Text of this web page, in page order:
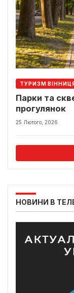
ТУРИЗМ
Парки та
прогулянок
25 Лютого, 2026
НОВИНИ В